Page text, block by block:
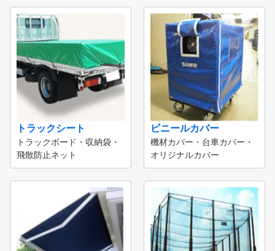
トラックシート
トラックボード・収納袋・
飛散防止ネット
ビニールカバー
機材カバー・台車カバー・
オリジナルカバー